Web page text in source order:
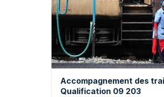
Accompagnement des
Qualification 09 203